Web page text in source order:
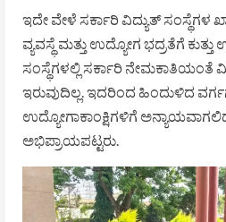
ಇದೇ ವೇಳೆ ಸರ್ಕಾರಿ ವಿದ್ಯುತ್
ವ್ಯವಸ್ಥೆ ಮತ್ತು ಉದ್ಯೋಗ ಭದ್ರತೆಗೆ
ಸಂಸ್ಥೆಗಳಲ್ಲಿ ಸರ್ಕಾರಿ ನೇಮಕಾತಿಯಂತೆ
ಇರುವುದಿಲ್ಲ. ಇದರಿಂದ ಹಿಂದುಳಿದ
ಉದ್ಯೋಗಾಕಾಂಕ್ಷಿಗಳಿಗೆ
ಅಭಿಪ್ರಾಯಪಟ್ಟರು.